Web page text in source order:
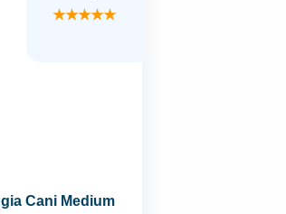
★★★★★
Cani Medium